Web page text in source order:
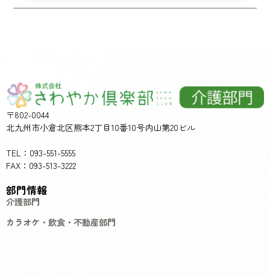
〒802-0044
北九州市小倉北区熊本2丁目10番10号内山第20ビル
TEL：093-551-5555
FAX：093-513-3222
部門情報
介護部門
カラオケ・飲食・不動産部門